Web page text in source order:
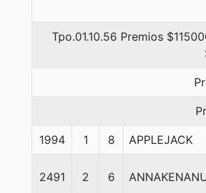
Tpo.01.10.56 Premios
1994 1 8 APPLEJACK
2491 2 6